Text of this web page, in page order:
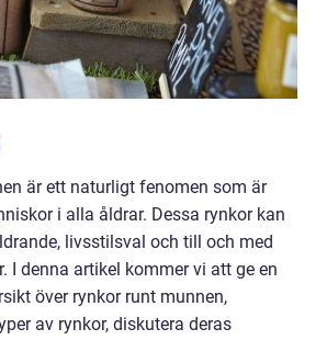
är ett naturligt fenomen som är
i alla åldrar. Dessa rynkor kan
livsstilsval och till och med
I denna artikel kommer vi att ge en
över rynkor runt munnen,
av rynkor, diskutera deras